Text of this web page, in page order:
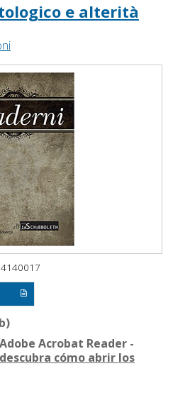
e alterità
4140017
Acrobat Reader -
descubra cómo abrir los